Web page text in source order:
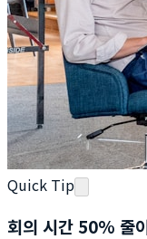
Quick Tip
회의 시간 50% 줄